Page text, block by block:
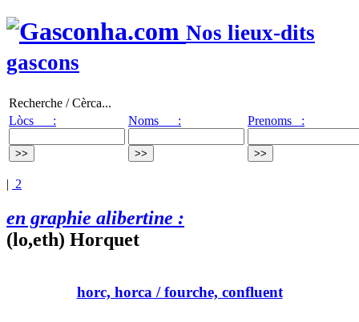
Nos lieux-dits
gascons
Recherche / Cèrca...
Lòcs :
Noms : Prenoms :
| 2
en graphie alibertine :
(lo,eth) Horquet
horc, horca/ fourche, confluent